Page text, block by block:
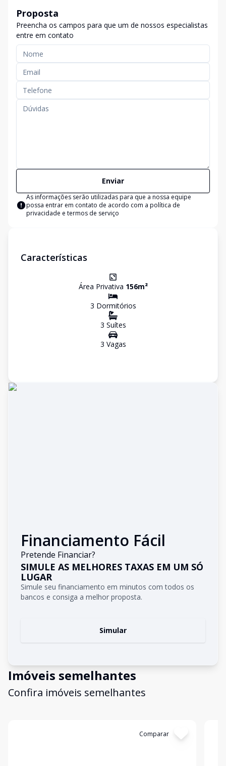
Proposta
Preencha os campos para que um de nossos especialistas
entre em contato
Enviar
As informações serão utilizadas para que a nossa equipe
possa entrar em contato de acordo com a política de
privacidade e termos de serviço
Características
Área Privativa 156m²
3 Dormitórios
3 Suítes
3 Vagas
Financiamento Fácil
Pretende Financiar?
SIMULE AS MELHORES TAXAS EM UM SÓ
LUGAR
Simule seu financiamento em minutos com todos os
bancos e consiga a melhor proposta.
Simular
Imóveis semelhantes
Confira imóveis semelhantes
Comparar